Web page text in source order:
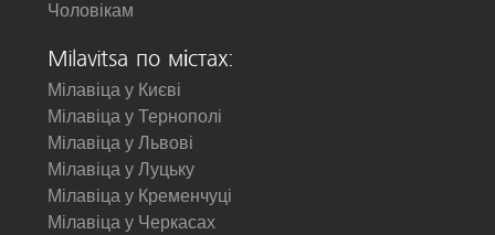
Чоловікам
Milavitsa по містах:
Мілавіца у Києві
Мілавіца у Тернополі
Мілавіца у Львові
Мілавіца у Луцьку
Мілавіца у Кременчуці
Мілавіца у Черкасах